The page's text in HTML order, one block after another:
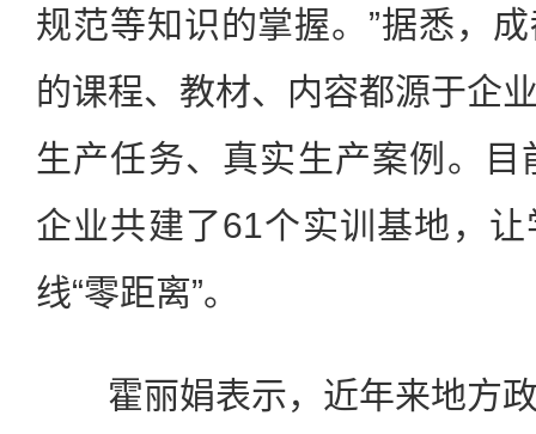
规范等知识的掌握。”据悉，
的课程、教材、内容都源于企
生产任务、真实生产案例。
企业共建了61个实训基地，
线“零距离”。
霍丽娟表示，近年来地方政